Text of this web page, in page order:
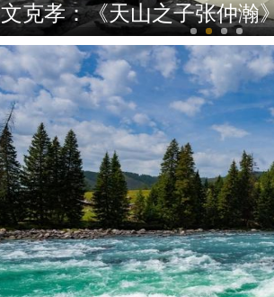
文克孝：《天山之子张仲瀚